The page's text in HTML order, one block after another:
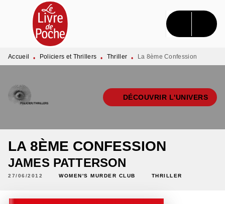
MENU RECHERCHE CONTENU
PIED DE PAGE
Accueil • Policiers et Thrillers • Thriller • La 8ème Confession
DÉCOUVRIR L'UNIVERS
LA 8ÈME CONFESSION
JAMES PATTERSON
27/06/2012 WOMEN'S MURDER CLUB THRILLER